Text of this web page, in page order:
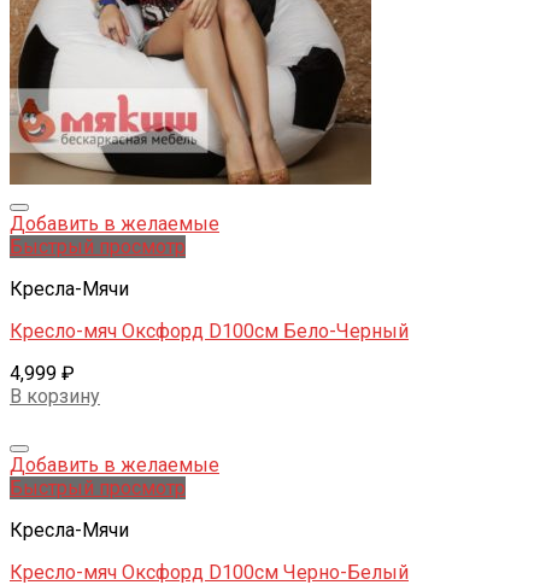
Добавить в желаемые
Быстрый просмотр
Кресла-Мячи
Кресло-мяч Оксфорд D100см Бело-Черный
4,999 ₽
В корзину
Добавить в желаемые
Быстрый просмотр
Кресла-Мячи
Кресло-мяч Оксфорд D100см Черно-Белый